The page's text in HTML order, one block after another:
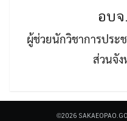
อบจ
ผู้ช่วยนักวิชาการประ
ส่วนจัง
©2026